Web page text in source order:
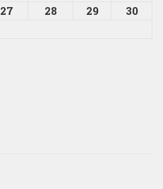
27 28 29
30